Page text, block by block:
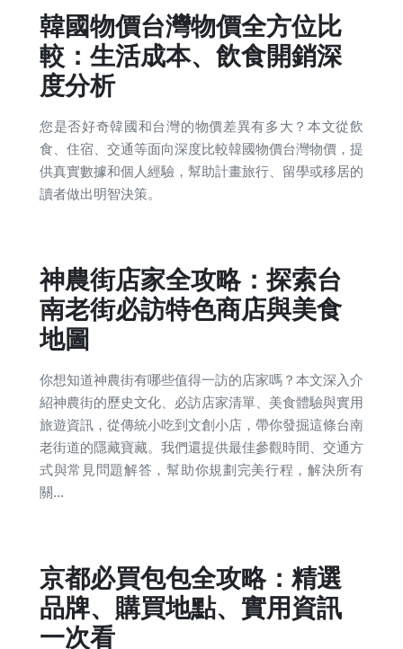
韓國物價台灣物價全方位比
較：生活成本、飲食開銷深
度分析
您是否好奇韓國和台灣的物價差異有多大？本文從飲
食、住宿、交通等面向深度比較韓國物價台灣物價，提
供真實數據和個人經驗，幫助計畫旅行、留學或移居的
讀者做出明智決策。
神農街店家全攻略：探索台
南老街必訪特色商店與美食
地圖
你想知道神農街有哪些值得一訪的店家嗎？本文深入介
紹神農街的歷史文化、必訪店家清單、美食體驗與實用
旅遊資訊，從傳統小吃到文創小店，帶你發掘這條台南
老街道的隱藏寶藏。我們還提供最佳參觀時間、交通方
式與常見問題解答，幫助你規劃完美行程，解決所有
關...
京都必買包包全攻略：精選
品牌、購買地點、實用資訊
一次看